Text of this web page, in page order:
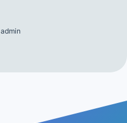
admin